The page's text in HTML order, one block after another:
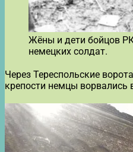
Жёны и дети бойцов
немецких солдат.
Через Тереспольские
крепости немцы ворвались